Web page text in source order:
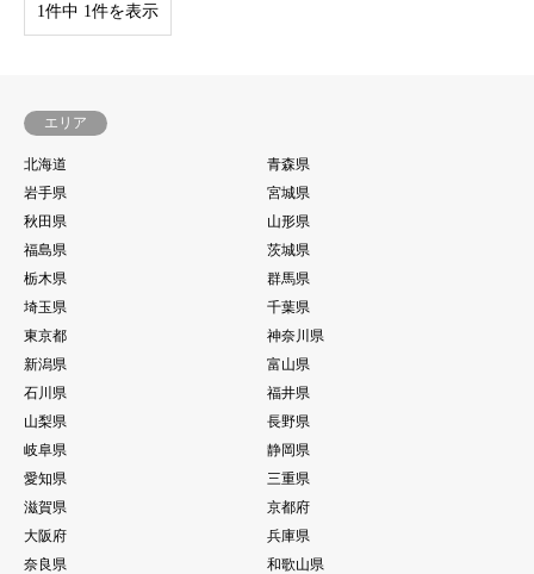
1件中 1件を表示
エリア
北海道
青森県
岩手県
宮城県
秋田県
山形県
福島県
茨城県
栃木県
群馬県
埼玉県
千葉県
東京都
神奈川県
新潟県
富山県
石川県
福井県
山梨県
長野県
岐阜県
静岡県
愛知県
三重県
滋賀県
京都府
大阪府
兵庫県
奈良県
和歌山県